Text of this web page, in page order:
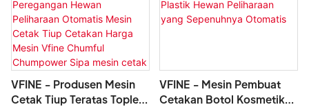
menjadikannya sangat
Peregangan, Produsen Mesin
Harga. Di bidang Kemasan
Farmasi, produk ini diterima
secara luas.
VFINE - Produsen Mesin
Cetak Tiup Teratas Toples
VFINE - Mesin Pembuat
Cetakan Botol Kosmetik